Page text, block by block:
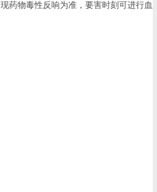
药物毒性反响为准，要害时刻可进行血